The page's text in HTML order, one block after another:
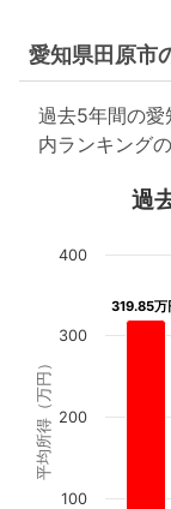
愛知県田原市
過去5年間の愛
内ランキング
平均所得（万円）
過
319.85万
319.85万
100
200
300
400